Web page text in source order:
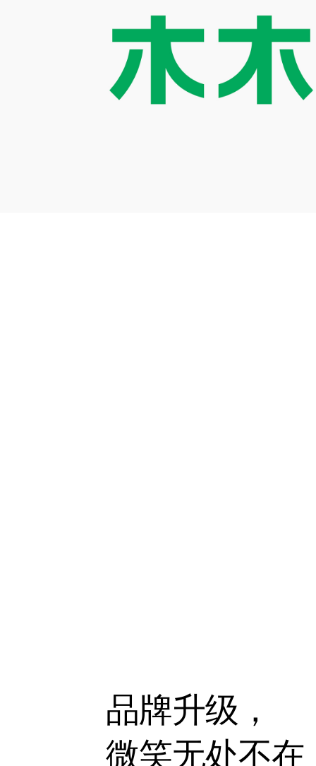
品牌升级，
微笑无处不在